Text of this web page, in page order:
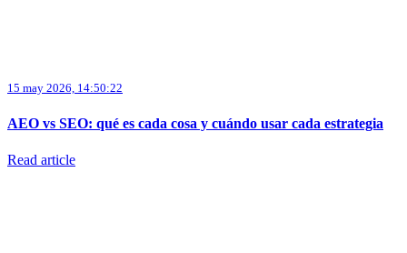
15 may 2026, 14:50:22
AEO vs SEO: qué es cada cosa y cuándo usar cada estrategia
Read article